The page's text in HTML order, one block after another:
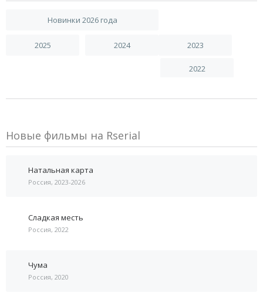
Новинки 2026 года
2025 2024 2023
2022
Новые фильмы на Rserial
Натальная карта
Россия, 2023-2026
Сладкая месть
Россия, 2022
Чума
Россия, 2020